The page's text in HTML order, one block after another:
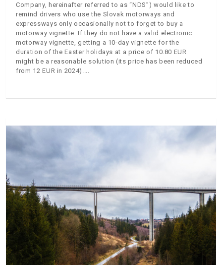
Company, hereinafter referred to as “NDS”) would like to
remind drivers who use the Slovak motorways and
expressways only occasionally not to forget to buy a
motorway vignette. If they do not have a valid electronic
motorway vignette, getting a 10-day vignette for the
duration of the Easter holidays at a price of 10.80 EUR
might be a reasonable solution (its price has been reduced
from 12 EUR in 2024).